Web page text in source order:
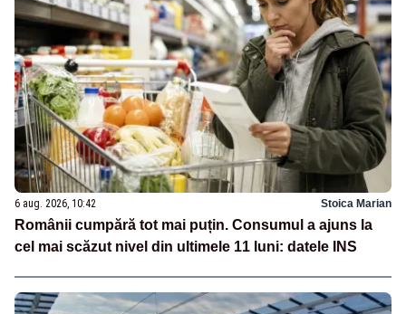
6 aug. 2026, 10:42 Stoica Marian
Românii cumpără tot mai puțin. Consumul a ajuns la
cel mai scăzut nivel din ultimele 11 luni: datele INS